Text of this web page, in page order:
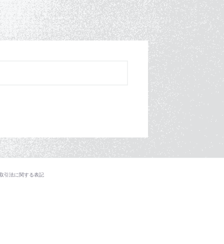
引法に関する表記